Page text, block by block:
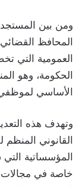
ومن بين
المحافظ القضائي
العمومية التي
الحكومة، وهو
الأساسي
وتهدف هذه
القانوني المنظم
المؤسساتية التي
خاصة في مجالات